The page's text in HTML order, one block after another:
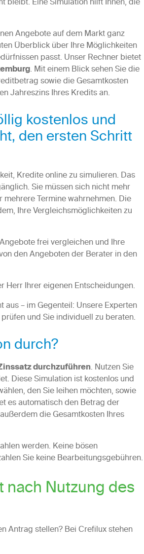
Angebote auf dem Markt ganz
Überblick über Ihre Möglichkeiten
passt. Unser Rechner bietet
. Mit einem Blick sehen Sie die
sowie die Gesamtkosten
Jahreszins Ihres Kredits an.
kostenlos und
den ersten Schritt
Kredite online zu simulieren. Das
Sie müssen sich nicht mehr
Termine wahrnehmen. Die
Ihre Vergleichsmöglichkeiten zu
frei vergleichen und Ihre
den Angeboten der Berater in den
Herr Ihrer eigenen Entscheidungen.
– im Gegenteil: Unsere Experten
und Sie individuell zu beraten.
durch?
durchzuführen. Nutzen Sie
Diese Simulation ist kostenlos und
den Sie leihen möchten, sowie
es automatisch den Betrag der
die Gesamtkosten Ihres
werden. Keine bösen
Sie keine Bearbeitungsgebühren.
Nutzung des
Antrag stellen? Bei Crefilux stehen